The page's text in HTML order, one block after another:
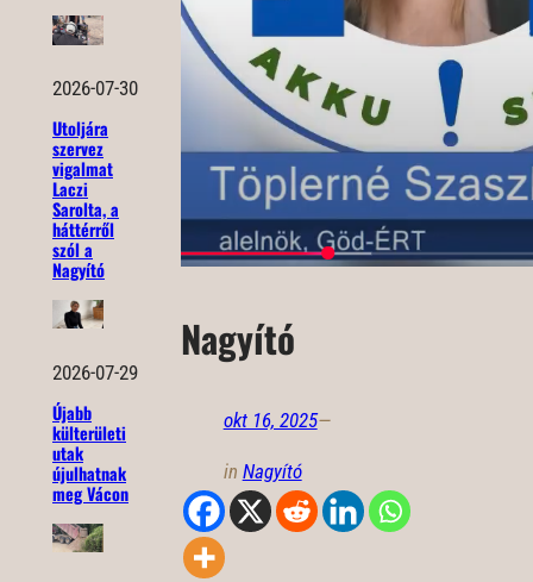
2026-07-30
Utoljára
szervez
vigalmat
Laczi
Sarolta, a
háttérről
szól a
Nagyító
2026-07-29
Újabb
külterületi
utak
újulhatnak
meg Vácon
Nagyító
okt 16, 2025—
in Nagyító